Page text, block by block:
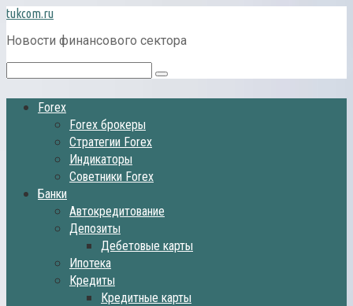
Перейти
к
контенту
tukcom.ru
Новости финансового сектора
Поиск:
Forex
Forex брокеры
Стратегии Forex
Индикаторы
Советники Forex
Банки
Автокредитование
Депозиты
Дебетовые карты
Ипотека
Кредиты
Кредитные карты